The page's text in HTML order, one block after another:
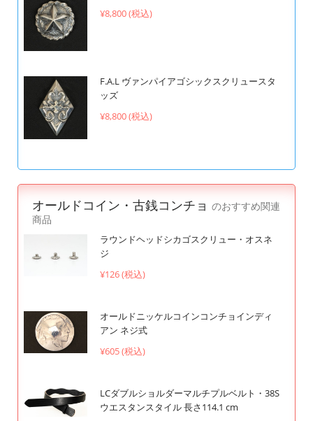
¥8,800 (税込)
F.A.L ヴァンパイアゴシックスクリュースタ
ッズ
¥8,800 (税込)
オールドコイン・古銭コンチョ のおすすめ関連
商品
ラウンドヘッドシカゴスクリュー・オスネ
ジ
¥126 (税込)
オールドニッケルコインコンチョインディ
アン ネジ式
¥605 (税込)
LCダブルショルダーマルチプルベルト・38S
ウエスタンスタイル 長さ114.1 cm